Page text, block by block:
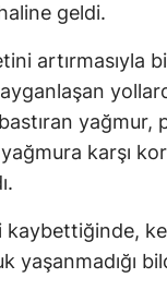
geldi.
yağmur,
karşı
kaybettiğinde,
yaşanmadığı